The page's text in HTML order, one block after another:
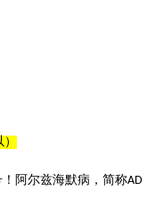
阿尔兹海默病，简称AD